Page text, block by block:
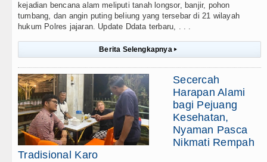
kejadian bencana alam meliputi tanah longsor, banjir, pohon
tumbang, dan angin puting beliung yang tersebar di 21 wilayah
hukum Polres jajaran. Update Ddata terbaru, . . .
Berita Selengkapnya ▸
Secercah
Harapan Alami
bagi Pejuang
Kesehatan,
Nyaman Pasca
Nikmati Rempah
Tradisional Karo